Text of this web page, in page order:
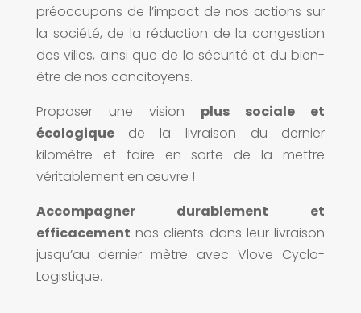
préoccupons de l’impact de nos actions sur
la société, de la réduction de la congestion
des villes, ainsi que de la sécurité et du bien-
être de nos concitoyens.
Proposer une vision plus sociale et
écologiquede la livraison du dernier
kilomètre et faire en sorte de la mettre
véritablement en œuvre !
Accompagner durablement et
efficacement nos clients dans leur livraison
jusqu’au dernier mètre avec Vlove Cyclo-
Logistique.